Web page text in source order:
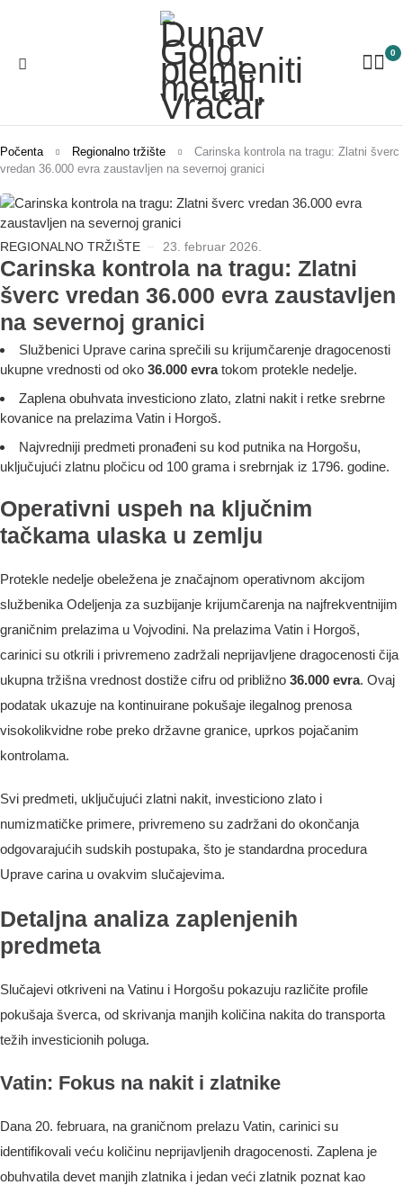
0
Počenta Regionalno tržište
Carinska kontrola na tragu: Zlatni šverc
vredan 36.000 evra zaustavljen na severnoj granici
REGIONALNO TRŽIŠTE 23. februar 2026.
Carinska kontrola na tragu: Zlatni
šverc vredan 36.000 evra zaustavljen
na severnoj granici
Službenici Uprave carina sprečili su krijumčarenje dragocenosti
ukupne vrednosti od oko 36.000 evratokom protekle nedelje.
Zaplena obuhvata investiciono zlato, zlatni nakit i retke srebrne
kovanice na prelazima Vatin i Horgoš.
Najvredniji predmeti pronađeni su kod putnika na Horgošu,
uključujući zlatnu pločicu od 100 grama i srebrnjak iz 1796. godine.
Operativni uspeh na ključnim
tačkama ulaska u zemlju
Protekle nedelje obeležena je značajnom operativnom akcijom
službenika Odeljenja za suzbijanje krijumčarenja na najfrekventnijim
graničnim prelazima u Vojvodini. Na prelazima Vatin i Horgoš,
carinici su otkrili i privremeno zadržali neprijavljene dragocenosti čija
ukupna tržišna vrednost dostiže cifru od približno 36.000 evra. Ovaj
podatak ukazuje na kontinuirane pokušaje ilegalnog prenosa
visokolikvidne robe preko državne granice, uprkos pojačanim
kontrolama.
Svi predmeti, uključujući zlatni nakit, investiciono zlato i
numizmatičke primere, privremeno su zadržani do okončanja
odgovarajućih sudskih postupaka, što je standardna procedura
Uprave carina u ovakvim slučajevima.
Detaljna analiza zaplenjenih
predmeta
Slučajevi otkriveni na Vatinu i Horgošu pokazuju različite profile
pokušaja šverca, od skrivanja manjih količina nakita do transporta
težih investicionih poluga.
Vatin: Fokus na nakit i zlatnike
Dana 20. februara, na graničnom prelazu Vatin, carinici su
identifikovali veću količinu neprijavljenih dragocenosti. Zaplena je
obuhvatila devet manjih zlatnika i jedan veći zlatnik poznat kao